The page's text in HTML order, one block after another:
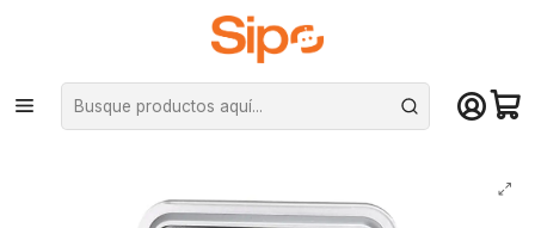
¡Compra hasta mediodía y recibe hoy! De lunes a sábado en el gran
Santiago. Envío gratis desde $29.990
Inicio Otras categorías Otros
Pesa gramera digital de precisión (DBPDWS32S)